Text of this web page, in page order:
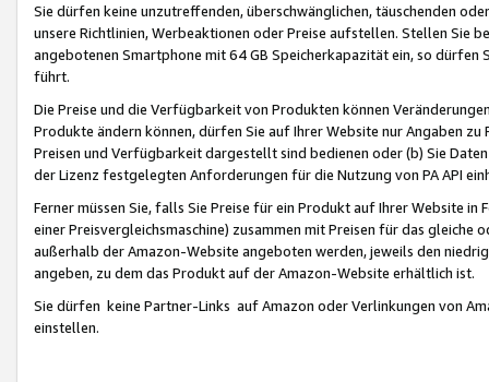
Sie dürfen keine unzutreffenden, überschwänglichen, täuschenden
unsere Richtlinien, Werbeaktionen oder Preise aufstellen. Stellen Sie
angebotenen Smartphone mit 64 GB Speicherkapazität ein, so dürfen
führt.
Die Preise und die Verfügbarkeit von Produkten können
Produkte ändern können, dürfen Sie auf Ihrer Website nur Angaben
Preisen und Verfügbarkeit dargestellt sind bedienen oder (b) Sie
der Lizenz festgelegten Anforderungen für die Nutzung von PA API
Ferner müssen Sie, falls Sie Preise für ein Produkt auf Ihrer Website
einer Preisvergleichsmaschine) zusammen mit Preisen für das
außerhalb der Amazon-Website angeboten werden, jeweils den
angeben, zu dem das Produkt auf der Amazon-Website erhältlich ist.
Sie dürfen keine Partner-Links auf Amazon oder Verlinkungen von
einstellen.